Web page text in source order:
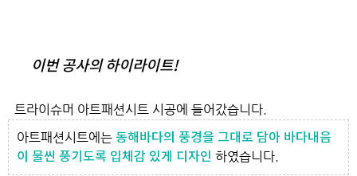
이번 공사의 하이라이트!
트라이슈머 아트패션시트 시공에 들어갔습니다.
아트패션시트에는 동해바다의 풍경을 그대로 담아 바다내음
이 물씬 풍기도록 입체감 있게 디자인 하였습니다.